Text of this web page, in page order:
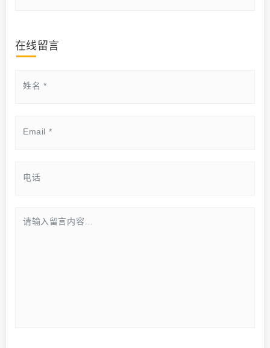
在线留言